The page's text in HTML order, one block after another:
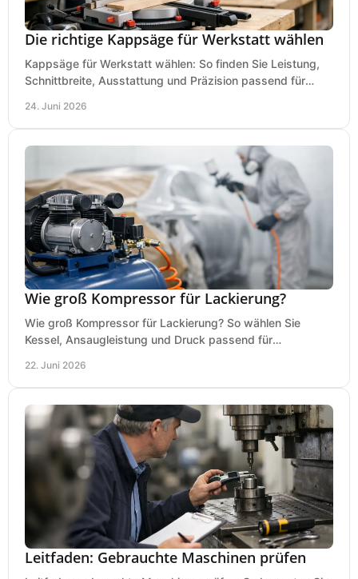
Die richtige Kappsäge für Werkstatt wählen
Kappsäge für Werkstatt wählen: So finden Sie Leistung,
Schnittbreite, Ausstattung und Präzision passend für
24. Juni 2026
Wie groß Kompressor für Lackierung?
Wie groß Kompressor für Lackierung? So wählen Sie
Kessel, Ansaugleistung und Druck passend für
22. Juni 2026
Leitfaden: Gebrauchte Maschinen prüfen